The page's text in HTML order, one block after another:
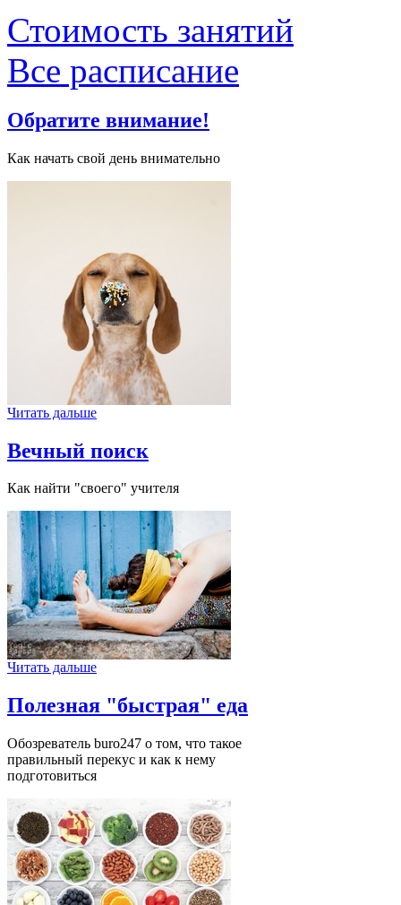
Стоимость занятий
Все расписание
Обратите внимание!
Как начать свой день внимательно
Читать дальше
Вечный поиск
Как найти "своего" учителя
Читать дальше
Полезная "быстрая" еда
Обозреватель buro247 о том, что такое
правильный перекус и как к нему
подготовиться